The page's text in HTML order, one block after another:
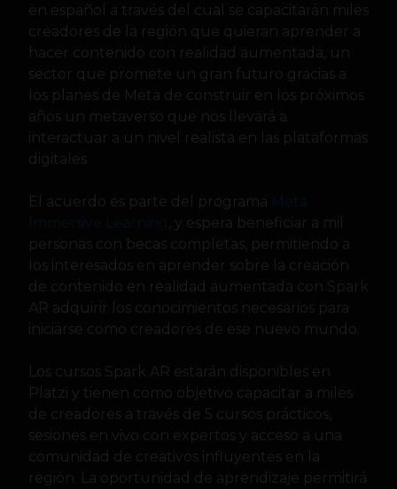
en español a través del cual se capacitarán miles
creadores de la región que quieran aprender a
hacer contenido con realidad aumentada, un
sector que promete un gran futuro gracias a
los planes de Meta de construir en los próximos
años un metaverso que nos llevará a
interactuar a un nivel realista en las plataformas
digitales.
El acuerdo es parte del programa
, y espera beneficiar a mil
personas con becas completas, permitiendo a
los interesados en aprender sobre la creación
de contenido en realidad aumentada con Spark
AR adquirir los conocimientos necesarios para
iniciarse como creadores de ese nuevo mundo.
Los cursos Spark AR estarán disponibles en
Platzi y tienen como objetivo capacitar a miles
de creadores a través de 5 cursos prácticos,
sesiones en vivo con expertos y acceso a una
comunidad de creativos influyentes en la
región. La oportunidad de aprendizaje permitirá